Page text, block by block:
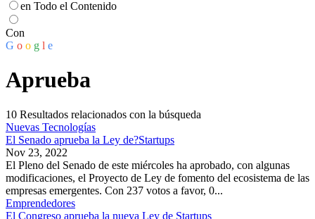
en Todo el Contenido
Con
G o o g l e
Aprueba
10 Resultados relacionados con la búsqueda
Nuevas Tecnologías
El Senado aprueba la Ley de?Startups
Nov 23, 2022
El Pleno del Senado de este miércoles ha aprobado, con algunas
modificaciones, el Proyecto de Ley de fomento del ecosistema de las
empresas emergentes. Con 237 votos a favor, 0...
Emprendedores
El Congreso aprueba la nueva Ley de Startups